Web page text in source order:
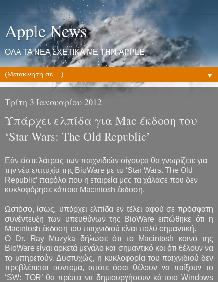
Apple News
ΌΛΑ ΤΑ ΝΕΑ ΣΧΕΤΙΚΑ ΜΕ ΤΗΝ APPLE
▼
Τρίτη 3 Ιανουαρίου 2012
Υπάρχει ελπίδα για Mac έκδοση του
‘Star Wars: The Old Republic’
Εάν είστε λάτρεις των παιχνιδιών σίγουρα θα γνωρίζετε για
την νέα επιτυχία της BioWare με το ‘Star Wars: The Old
Republic’ παρόλο που η εταιρεία μας τα χάλασε που δεν
κυκλοφόρησε κάποια Macintosh έκδοση.
Ωστόσο, ίσως, υπάρχει ελπίδα εν τέλει αφού σε πρόσφατη
συνέντευξη των υπευθύνων της BioWare ειπώθηκε ότι η
Macintosh έκδοση του παιχνιδιού είναι πολύ σημαντική.
Ο Dr. Ray Muzyka δήλωσε ότι το Macintosh κοινό της
BioWare είναι αρκετά μεγάλο και σημαντικό και ότι θέλουν να
το υπηρετούν. Δυστυχώς, η κυκλοφορία του παιχνιδιού δεν
προβλέπεται σύντομα, οπότε όσοι θέλουν να παίξουν το
‘SW: TOR’ θα πρέπει να δημιουργήσουν κάποιο Windows